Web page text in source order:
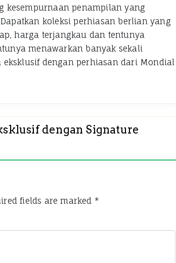
kesempurnaan penampilan yang
koleksi perhiasan berlian yang
harga terjangkau dan tentunya
menawarkan banyak sekali
dengan perhiasan dari Mondial
dengan Signature
fields are marked *